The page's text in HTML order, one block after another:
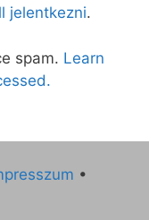
jelentkezni.
spam. Learn
•